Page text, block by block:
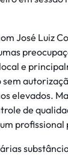
José Luiz
e
elevados.
de
profissional